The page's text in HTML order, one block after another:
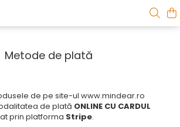
Metode de plată
de pe site-ul www.mindear.ro
de plată ONLINE CU CARDUL
prin platforma Stripe.